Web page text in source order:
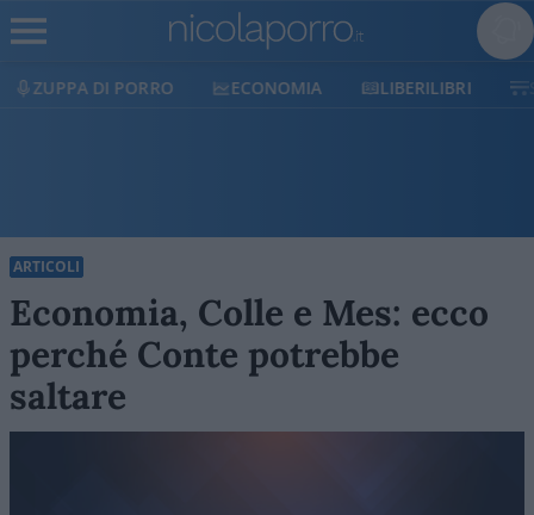
ECONOMIA LIBERILIBRI SHOP SOSTIENICI
ARTICOLI
Economia, Colle e Mes: ecco
perché Conte potrebbe
saltare